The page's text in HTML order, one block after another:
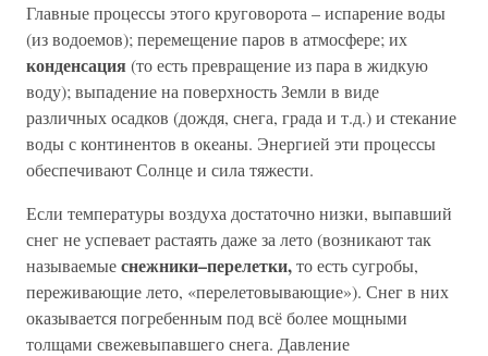
Главные процессы этого круговорота – испарение воды
(из водоемов); перемещение паров в атмосфере; их
конденсация (то есть превращение из пара в жидкую
воду); выпадение на поверхность Земли в виде
различных осадков (дождя, снега, града и т.д.) и стекание
воды с континентов в океаны. Энергией эти процессы
обеспечивают Солнце и сила тяжести.
Если температуры воздуха достаточно низки, выпавший
снег не успевает растаять даже за лето (возникают так
называемыеснежники–перелетки,то есть сугробы,
переживающие лето, «перелетовывающие»). Снег в них
оказывается погребенным под всё более мощными
толщами свежевыпавшего снега. Давление